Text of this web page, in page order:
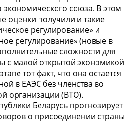
союза. В этом
оценки получили и такие
регулирование» и
регулирование» (новые в
сложности для
с малой открытой экономикой
тот факт, что она остается
в ЕАЭС без членства во
организации (ВТО).
Беларусь прогнозирует
о присоединении страны